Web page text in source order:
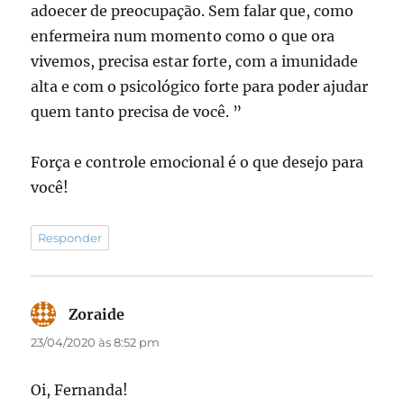
adoecer de preocupação. Sem falar que, como
enfermeira num momento como o que ora
vivemos, precisa estar forte, com a imunidade
alta e com o psicológico forte para poder ajudar
quem tanto precisa de você. ”
Força e controle emocional é o que desejo para
você!
Responder
Zoraide
23/04/2020 às 8:52 pm
Oi, Fernanda!